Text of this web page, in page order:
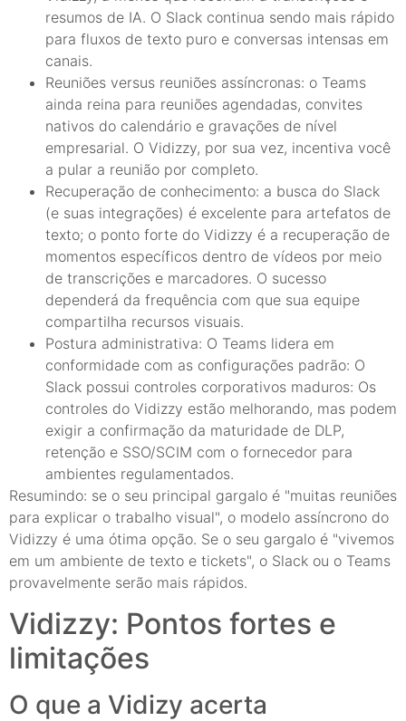
resumos de IA. O Slack continua sendo mais rápido
para fluxos de texto puro e conversas intensas em
canais.
Reuniões versus reuniões assíncronas: o Teams
ainda reina para reuniões agendadas, convites
nativos do calendário e gravações de nível
empresarial. O Vidizzy, por sua vez, incentiva você
a pular a reunião por completo.
Recuperação de conhecimento: a busca do Slack
(e suas integrações) é excelente para artefatos de
texto; o ponto forte do Vidizzy é a recuperação de
momentos específicos dentro de vídeos por meio
de transcrições e marcadores. O sucesso
dependerá da frequência com que sua equipe
compartilha recursos visuais.
Postura administrativa: O Teams lidera em
conformidade com as configurações padrão: O
Slack possui controles corporativos maduros: Os
controles do Vidizzy estão melhorando, mas podem
exigir a confirmação da maturidade de DLP,
retenção e SSO/SCIM com o fornecedor para
ambientes regulamentados.
Resumindo: se o seu principal gargalo é "muitas reuniões
para explicar o trabalho visual", o modelo assíncrono do
Vidizzy é uma ótima opção. Se o seu gargalo é "vivemos
em um ambiente de texto e tickets", o Slack ou o Teams
provavelmente serão mais rápidos.
Vidizzy: Pontos fortes e
limitações
O que a Vidizy acerta